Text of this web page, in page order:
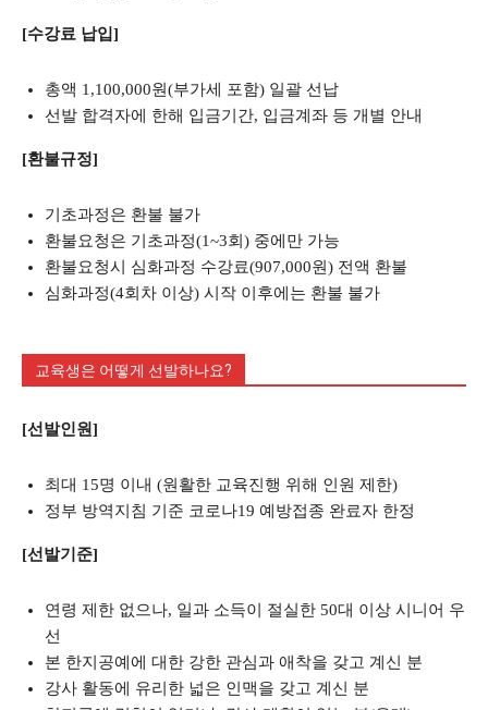
[수강료 납입]
총액 1,100,000원(부가세 포함) 일괄 선납
선발 합격자에 한해 입금기간, 입금계좌 등 개별 안내
[환불규정]
기초과정은 환불 불가
환불요청은 기초과정(1~3회) 중에만 가능
환불요청시 심화과정 수강료(907,000원) 전액 환불
심화과정(4회차 이상) 시작 이후에는 환불 불가
교육생은 어떻게 선발하나요?
[선발인원]
최대 15명 이내 (원활한 교육진행 위해 인원 제한)
정부 방역지침 기준 코로나19 예방접종 완료자 한정
[선발기준]
연령 제한 없으나, 일과 소득이 절실한 50대 이상 시니어 우
선
본 한지공예에 대한 강한 관심과 애착을 갖고 계신 분
강사 활동에 유리한 넓은 인맥을 갖고 계신 분